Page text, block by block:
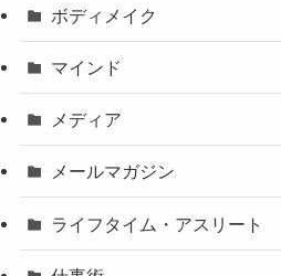
ボディメイク
マインド
メディア
メールマガジン
ライフタイム・アスリート